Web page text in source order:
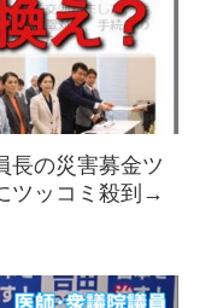
長の災害募金ツ
ツッコミ殺到→